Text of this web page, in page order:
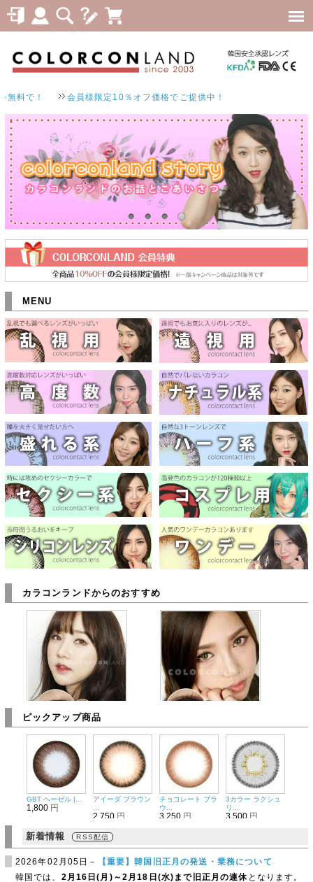
！ 会員様限定10％オフ価格でご提供中！
MENU
カラコンランドからのおすすめ
3,500円 3,250円
ピックアップ商品
GBT ヘーゼル |...
1,800 円
アイーダ ブラウン
...
2,750 円
チョコレート ブラ
ウ...
3,250 円
3カラー ラクシュ
リ...
3,500 円
新着情報 RSS配信
2026年02月05日－
【重要】韓国旧正月の発送・業務について
韓国では、 2月16日(月)～2月18日(水)まで旧正月の連休 となります。